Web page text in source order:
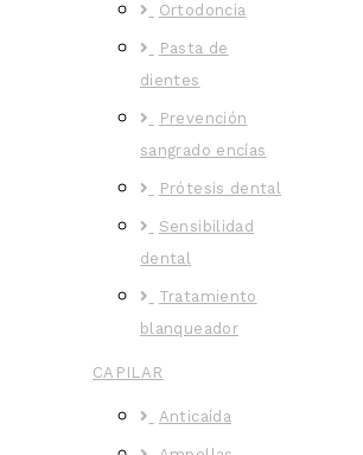
Ortodoncia
Pasta de
dientes
Prevención
sangrado encías
Prótesis dental
Sensibilidad
dental
Tratamiento
blanqueador
CAPILAR
Anticaída